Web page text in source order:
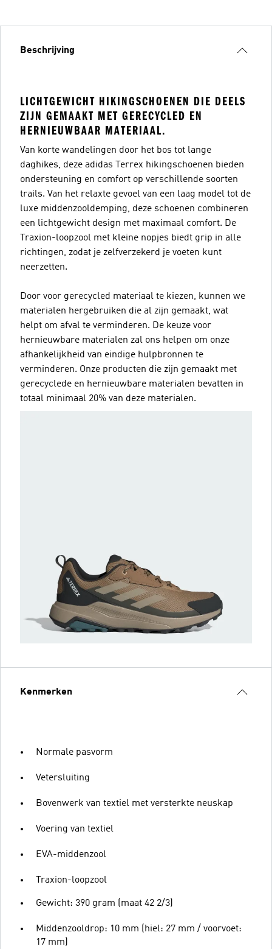
Beschrijving
LICHTGEWICHT HIKINGSCHOENEN DIE DEELS
ZIJN GEMAAKT MET GERECYCLED EN
HERNIEUWBAAR MATERIAAL.
Van korte wandelingen door het bos tot lange
daghikes, deze adidas Terrex hikingschoenen bieden
ondersteuning en comfort op verschillende soorten
trails. Van het relaxte gevoel van een laag model tot de
luxe middenzooldemping, deze schoenen combineren
een lichtgewicht design met maximaal comfort. De
Traxion-loopzool met kleine nopjes biedt grip in alle
richtingen, zodat je zelfverzekerd je voeten kunt
neerzetten.
Door voor gerecycled materiaal te kiezen, kunnen we
materialen hergebruiken die al zijn gemaakt, wat
helpt om afval te verminderen. De keuze voor
hernieuwbare materialen zal ons helpen om onze
afhankelijkheid van eindige hulpbronnen te
verminderen. Onze producten die zijn gemaakt met
gerecyclede en hernieuwbare materialen bevatten in
totaal minimaal 20% van deze materialen.
Kenmerken
Normale pasvorm
Vetersluiting
Bovenwerk van textiel met versterkte neuskap
Voering van textiel
EVA-middenzool
Traxion-loopzool
Gewicht: 390 gram (maat 42 2/3)
Middenzooldrop: 10 mm (hiel: 27 mm / voorvoet:
17 mm)